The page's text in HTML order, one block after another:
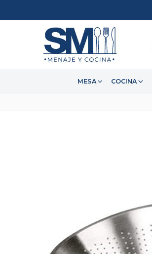
MESA COCINA